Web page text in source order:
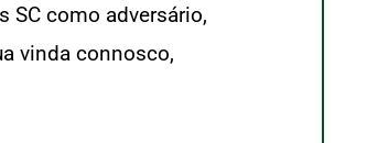
SC como adversário,
vinda connosco,